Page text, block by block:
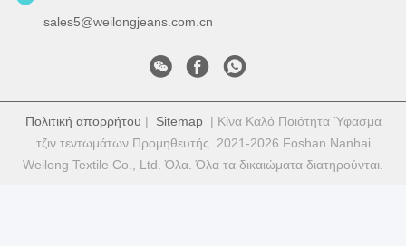
sales5@weilongjeans.com.cn
Πολιτική απορρήτου | Sitemap| Κίνα Καλό Ποιότητα Ύφασμα
τζιν τεντωμάτων Προμηθευτής. 2021-2026 Foshan Nanhai
Weilong Textile Co., Ltd. Όλα. Όλα τα δικαιώματα διατηρούνται.